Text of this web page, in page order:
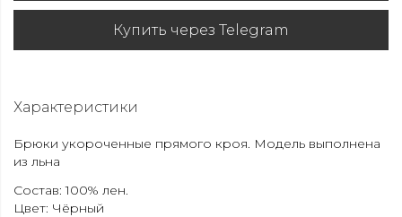
Купить через Telegram
Характеристики
Брюки укороченные прямого кроя. Модель выполнена
из льна
Состав: 100% лен.
Цвет: Чёрный